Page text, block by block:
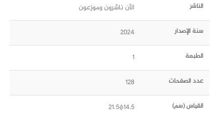
الناشر الآن ناشرون وموزعون
سنة الإصدار 2024
الطبعة 1
عدد الصفحات 128
القياس (سم) 14.5*21.5